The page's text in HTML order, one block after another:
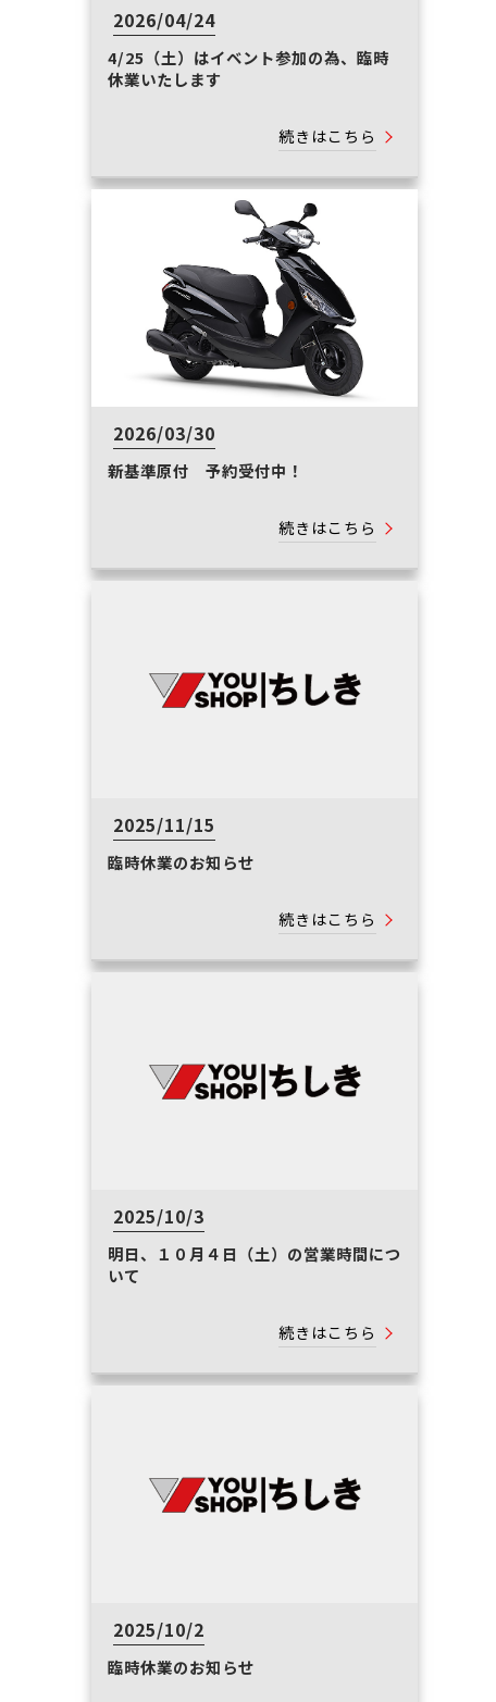
2026/04/24
4/25（土）はイベント参加の為、臨時
休業いたします
続きはこちら
2026/03/30
新基準原付 予約受付中！
続きはこちら
2025/11/15
臨時休業のお知らせ
続きはこちら
2025/10/3
明日、１０月４日（土）の営業時間につ
いて
続きはこちら
2025/10/2
臨時休業のお知らせ